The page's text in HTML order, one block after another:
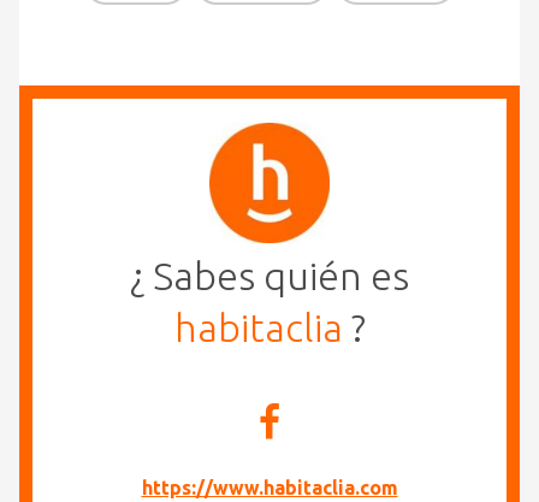
¿ Sabes quién es
habitaclia ?
https://www.habitaclia.com